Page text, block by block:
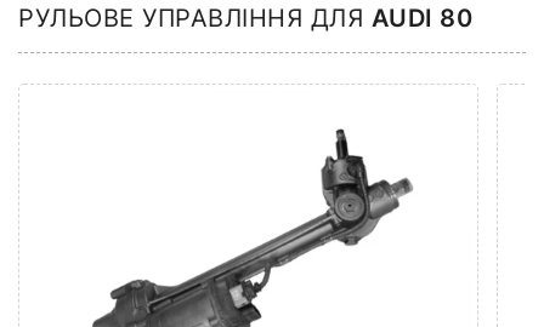
РУЛЬОВЕ УПРАВЛІННЯ ДЛЯ AUDI 80